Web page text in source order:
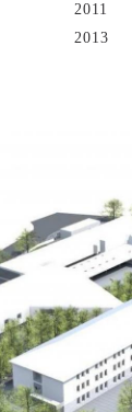
2011
2013